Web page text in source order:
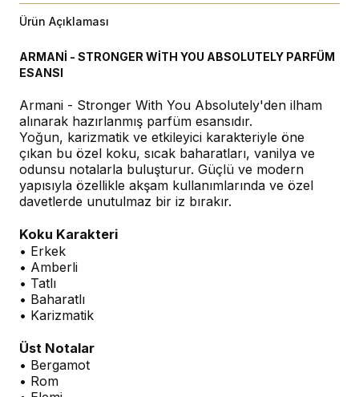
Ürün Açıklaması
ARMANİ - STRONGER WİTH YOU ABSOLUTELY PARFÜM
ESANSI
Armani - Stronger With You Absolutely'den ilham
alınarak hazırlanmış parfüm esansıdır.
Yoğun, karizmatik ve etkileyici karakteriyle öne
çıkan bu özel koku, sıcak baharatları, vanilya ve
odunsu notalarla buluşturur. Güçlü ve modern
yapısıyla özellikle akşam kullanımlarında ve özel
davetlerde unutulmaz bir iz bırakır.
Koku Karakteri
• Erkek
• Amberli
• Tatlı
• Baharatlı
• Karizmatik
Üst Notalar
• Bergamot
• Rom